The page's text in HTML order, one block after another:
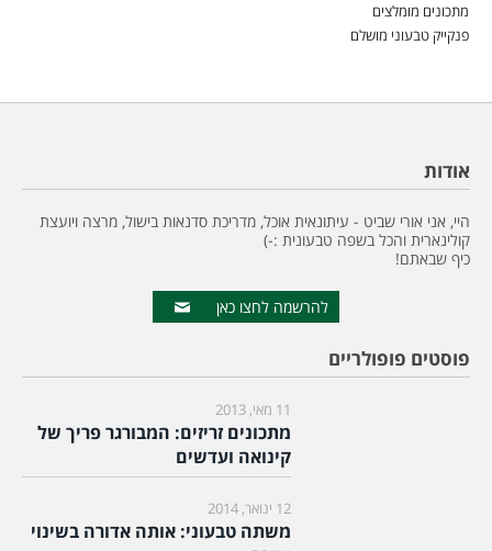
מתכונים מומלצים
פנקייק טבעוני מושלם
אודות
היי, אני אורי שביט - עיתונאית אוכל, מדריכת סדנאות בישול, מרצה ויועצת
קולינארית והכל בשפה טבעונית :-)
כיף שבאתם!
להרשמה לחצו כאן
פוסטים פופולריים
11 מאי, 2013
מתכונים זריזים: המבורגר פריך של
קינואה ועדשים
12 ינואר, 2014
משתה טבעוני: אותה אדורה בשינוי